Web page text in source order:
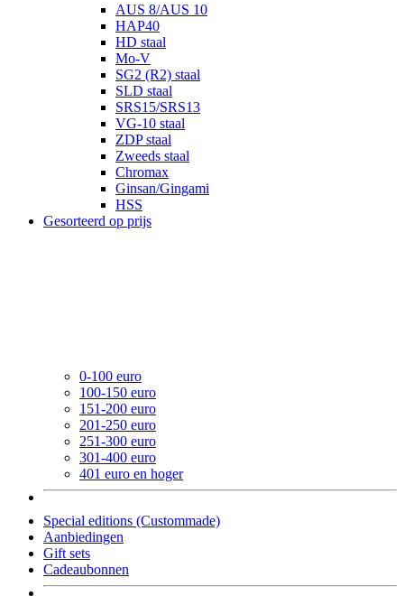
AUS 8/AUS 10
HAP40
HD staal
Mo-V
SG2 (R2) staal
SLD staal
SRS15/SRS13
VG-10 staal
ZDP staal
Zweeds staal
Chromax
Ginsan/Gingami
HSS
Gesorteerd op prijs
0-100 euro
100-150 euro
151-200 euro
201-250 euro
251-300 euro
301-400 euro
401 euro en hoger
Special editions (Custommade)
Aanbiedingen
Gift sets
Cadeaubonnen